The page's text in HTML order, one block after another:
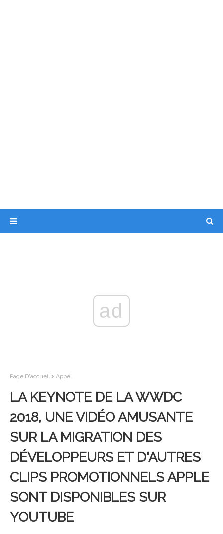
ad
Page D'accueil Appel
LA KEYNOTE DE LA WWDC
2018, UNE VIDÉO AMUSANTE
SUR LA MIGRATION DES
DÉVELOPPEURS ET D'AUTRES
CLIPS PROMOTIONNELS APPLE
SONT DISPONIBLES SUR
YOUTUBE